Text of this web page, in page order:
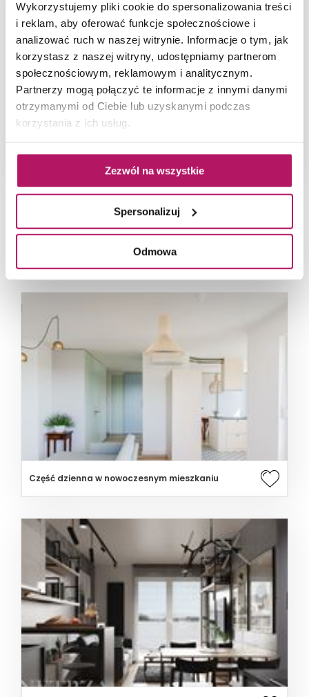
Wykorzystujemy pliki cookie do spersonalizowania treści
i reklam, aby oferować funkcje społecznościowe i
analizować ruch w naszej witrynie. Informacje o tym, jak
korzystasz z naszej witryny, udostępniamy partnerom
społecznościowym, reklamowym i analitycznym.
Partnerzy mogą połączyć te informacje z innymi danymi
otrzymanymi od Ciebie lub uzyskanymi podczas
korzystania z ich usług.
Zezwól na wszystkie
Spersonalizuj
Odmowa
Aranżacja salonu ze ścianą w cegiełkach Paradyż
POLECANE ZDJĘCIA WNĘTRZ
Część dzienna w nowoczesnym mieszkaniu